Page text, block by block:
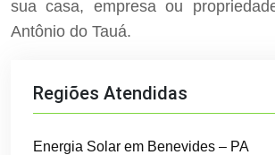
Regiões Atendidas
Energia Solar em Benevides – PA
sua casa, empresa ou
Antônio do Tauá.